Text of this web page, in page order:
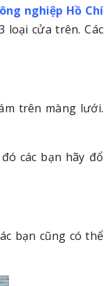
nghiệp Hồ Chí
loại cửa trên. Các
trên màng lưới.
các bạn hãy đổ
bạn cũng có thể